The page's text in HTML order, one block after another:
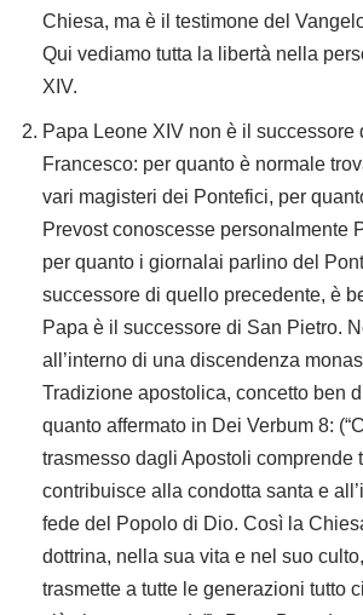
Chiesa, ma è il testimone del
Qui vediamo tutta la libertà nella
XIV.
Papa Leone XIV non è il successore
Francesco: per quanto è normale
vari magisteri dei Pontefici, per
Prevost conoscesse personalmente
per quanto i giornalai parlino del
successore di quello precedente, è
Papa è il successore di San Pietro.
all’interno di una discendenza
Tradizione apostolica, concetto ben
quanto affermato in Dei Verbum 8:
trasmesso dagli Apostoli comprende
contribuisce alla condotta santa e
fede del Popolo di Dio. Così la
dottrina, nella sua vita e nel suo
trasmette a tutte le generazioni tutto